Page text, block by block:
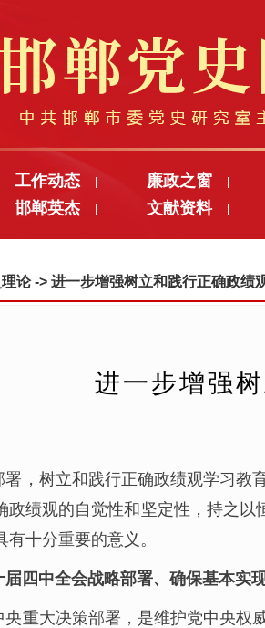
工作动态 廉政之窗
邯郸英杰 文献资料
论 -> 进一步增强树立和践行正确政绩
进一步增强
，树立和践行正确政绩观学习教
政绩观的自觉性和坚定性，持之
十分重要的意义。
四中全会战略部署、确保基本实
央重大决策部署，是维护党中央